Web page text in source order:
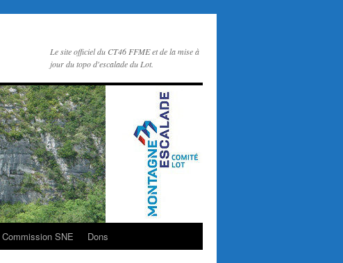
Le site officiel du CT46 FFME et de la mise à
jour du topo d'escalade du Lot.
Commission SNE Dons